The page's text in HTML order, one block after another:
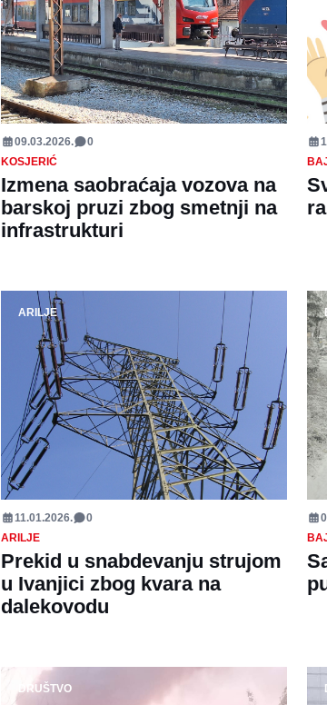
09.03.2026.
0
KOSJERIĆ
Izmena saobraćaja vozova na
barskoj pruzi zbog smetnji na
infrastrukturi
ARILJE
11.01.2026.
0
ARILJE
Prekid u snabdevanju strujom
u Ivanjici zbog kvara na
dalekovodu
DRUŠTVO